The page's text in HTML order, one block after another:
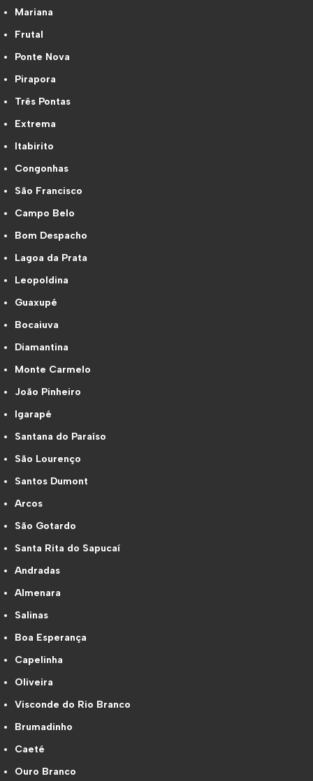
Mariana
Frutal
Ponte Nova
Pirapora
Três Pontas
Extrema
Itabirito
Congonhas
São Francisco
Campo Belo
Bom Despacho
Lagoa da Prata
Leopoldina
Guaxupé
Bocaiuva
Diamantina
Monte Carmelo
João Pinheiro
Igarapé
Santana do Paraíso
São Lourenço
Santos Dumont
Arcos
São Gotardo
Santa Rita do Sapucaí
Andradas
Almenara
Salinas
Boa Esperança
Capelinha
Oliveira
Visconde do Rio Branco
Brumadinho
Caeté
Ouro Branco